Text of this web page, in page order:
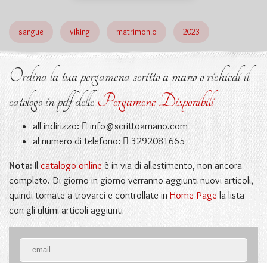
sangue viking matrimonio 2023
Ordina la tua pergamena scritto a mano o richiedi il
catologo in pdf dellePergamene Disponibili
all'indirizzo: info@scrittoamano.com
al numero di telefono:
3292081665
Nota:Il catalogo onlineè in via di allestimento, non ancora
completo. Di giorno in giorno verranno aggiunti nuovi articoli,
quindi tornate a trovarci e controllate in Home Page la lista
con gli ultimi articoli aggiunti